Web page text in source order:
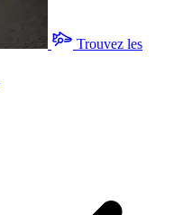
Trouvez les